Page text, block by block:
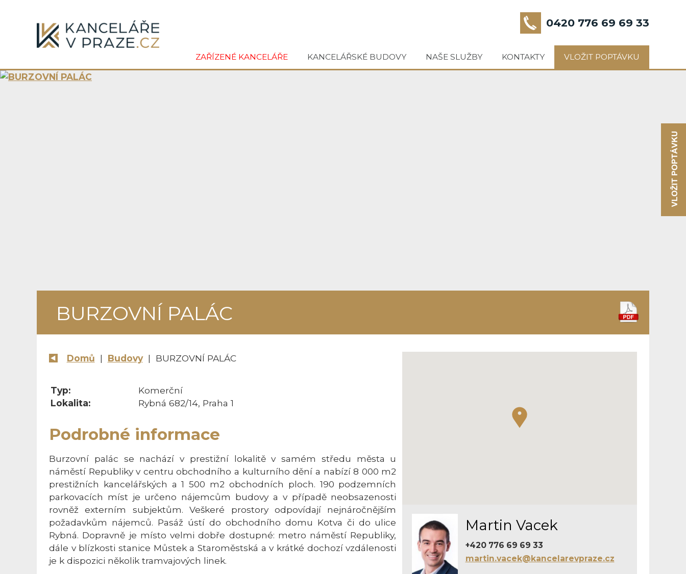
0420 776 69 69 33
ZAŘÍZENÉ KANCELÁŘE KANCELÁŘSKÉ BUDOVY NAŠE SLUŽBY KONTAKTY VLOŽIT POPTÁVKU
BURZOVNÍ PALÁC
Domů | Budovy| BURZOVNÍ PALÁC
Martin Vacek
+420 776 69 69 33
martin.vacek@kancelarevpraze.cz
Typ:
Komerční
Lokalita:
Rybná 682/14, Praha 1
Podrobné informace
Burzovní palác se nachází v prestižní lokalitě v samém středu města u
náměstí Republiky v centru obchodního a kulturního dění a nabízí 8 000 m2
prestižních kancelářských a 1 500 m2 obchodních ploch. 190 podzemních
parkovacích míst je určeno nájemcům budovy a v případě neobsazenosti
rovněž externím subjektům. Veškeré prostory odpovídají nejnáročnějším
požadavkům nájemců. Pasáž ústí do obchodního domu Kotva či do ulice
Rybná. Dopravně je místo velmi dobře dostupné: metro náměstí Republiky,
dále v blízkosti stanice Můstek a Staroměstská a v krátké dochozí vzdálenosti
je k dispozici několik tramvajových linek.